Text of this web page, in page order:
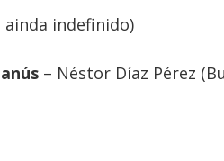
ainda indefinido)
– Néstor Díaz Pérez